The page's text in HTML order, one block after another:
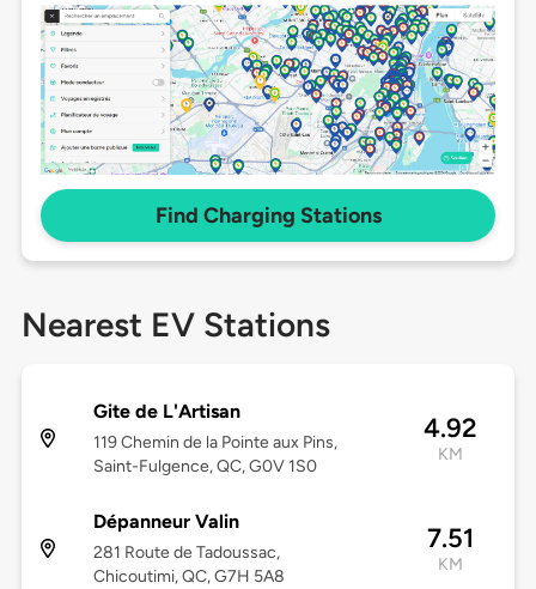
Find Charging Stations
Nearest EV Stations
Gite de L'Artisan
119 Chemin de la Pointe aux Pins,
Saint-Fulgence, QC, G0V 1S0
4.92
KM
Dépanneur Valin
281 Route de Tadoussac,
Chicoutimi, QC, G7H 5A8
7.51
KM